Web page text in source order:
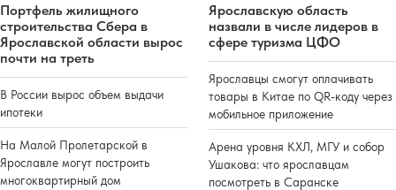
Портфель жилищного
строительства Сбера в
Ярославской области вырос
почти на треть
В России вырос объем выдачи
ипотеки
На Малой Пролетарской в
Ярославле могут построить
многоквартирный дом
Ярославскую область
назвали в числе лидеров в
сфере туризма ЦФО
Ярославцы смогут оплачивать
товары в Китае по QR-коду через
мобильное приложение
Арена уровня КХЛ, МГУ и собор
Ушакова: что ярославцам
посмотреть в Саранске